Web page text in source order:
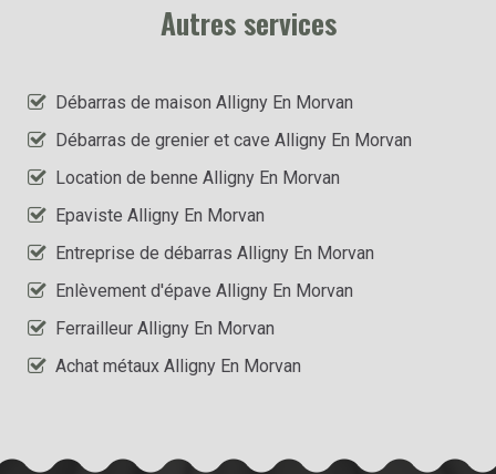
Autres services
Débarras de maison Alligny En Morvan
Débarras de grenier et cave Alligny En Morvan
Location de benne Alligny En Morvan
Epaviste Alligny En Morvan
Entreprise de débarras Alligny En Morvan
Enlèvement d'épave Alligny En Morvan
Ferrailleur Alligny En Morvan
Achat métaux Alligny En Morvan